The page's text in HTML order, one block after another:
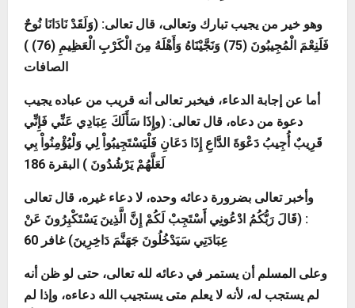
وهو خير من يجيب تبارك وتعالى، قال تعالى: (وَلَقَدْ نَادَانَا نُوحٌ
فَلَنِعْمَ الْمُجِيبُونَ (75) وَنَجَّيْنَاهُ وَأَهْلَهُ مِنَ الْكَرْبِ الْعَظِيمِ
(76) )
الصافات
أما عن إجابة الدعاء، فيخبر تعالى أنه قريب من عباده يجيب
دعوة من دعاه، قال تعالى: (وإِذَا سَأَلَكَ عِبَادِي عَنِّي فَإِنِّي
قَرِيبٌ أُجِيبُ دَعْوَةَ الدَّاعِ إِذَا دَعَانِ فَلْيَسْتَجِيبُواْ لِي وَلْيُؤْمِنُواْ بِي
لَعَلَّهُمْ يَرْشُدُونَ ) البقرة 186
وأخبر تعالى بضرورة دعائه وحده، لا دعاء غيره، قال تعالى
: (قَالَ رَبُّكُمُ ادْعُونِي أَسْتَجِبْ لَكُمْ إِنَّ الَّذِينَ يَسْتَكْبِرُونَ عَنْ
عِبَادَتِي سَيَدْخُلُونَ جَهَنَّمَ دَاخِرِينَ) غافر 60
وعلى المسلم أن يستمر في دعائه لله تعالى، حتى لو ظن أنه
لم يستجب له، لأنه لا يعلم متى يستجيب الله دعاءه، وإذا لم